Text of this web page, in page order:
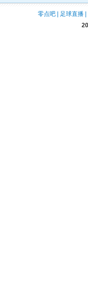
零点吧 | 足球直播 |